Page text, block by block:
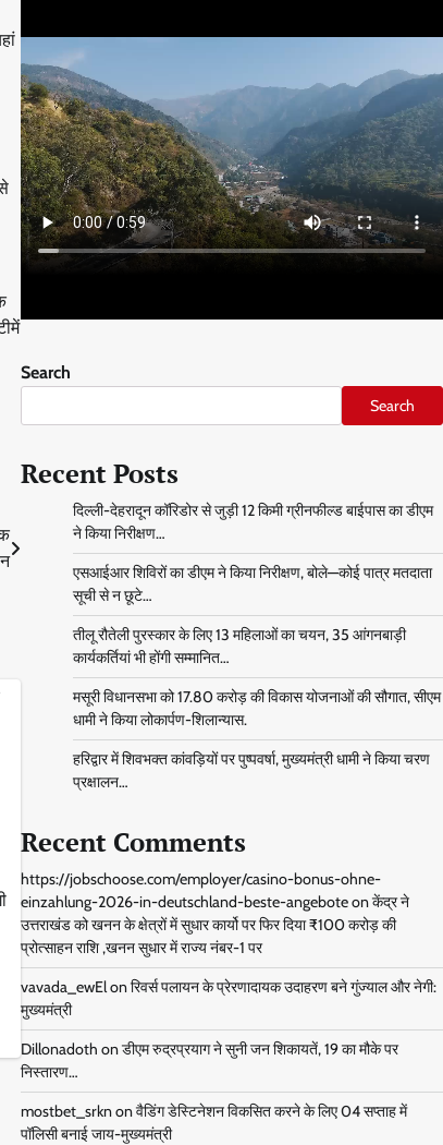
Search
Search
Recent Posts
दिल्ली-देहरादून कॉरिडोर से जुड़ी 12 किमी ग्रीनफील्ड बाईपास का डीएम
ने किया निरीक्षण…
एसआईआर शिविरों का डीएम ने किया निरीक्षण, बोले—कोई पात्र मतदाता
सूची से न छूटे…
तीलू रौतेली पुरस्कार के लिए 13 महिलाओं का चयन, 35 आंगनबाड़ी
कार्यकर्तियां भी होंगी सम्मानित…
मसूरी विधानसभा को 17.80 करोड़ की विकास योजनाओं की सौगात, सीएम
धामी ने किया लोकार्पण-शिलान्यास.
हरिद्वार में शिवभक्त कांवड़ियों पर पुष्पवर्षा, मुख्यमंत्री धामी ने किया चरण
प्रक्षालन…
Recent Comments
https://jobschoose.com/employer/casino-bonus-ohne-
einzahlung-2026-in-deutschland-beste-angeboteonकेंद्र ने
उत्तराखंड को खनन के क्षेत्रों में सुधार कार्यो पर फिर दिया ₹100 करोड़ की
प्रोत्साहन राशि ,खनन सुधार में राज्य नंबर-1 पर
vavada_ewElonरिवर्स पलायन के प्रेरणादायक उदाहरण बने गुंज्याल और नेगी:
मुख्यमंत्री
Dillonadoth onडीएम रुद्रप्रयाग ने सुनी जन शिकायतें, 19 का मौके पर
निस्तारण…
mostbet_srknonवैडिंग डेस्टिनेशन विकसित करने के लिए 04 सप्ताह में
पॉलिसी बनाई जाय-मुख्यमंत्री